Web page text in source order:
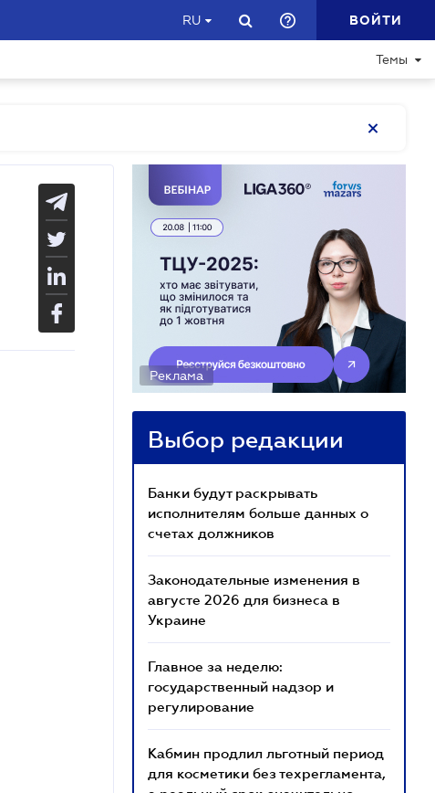
RU ВОЙТИ
Темы
Реклама
Выбор редакции
Банки будут раскрывать
исполнителям больше данных о
счетах должников
Законодательные изменения в
августе 2026 для бизнеса в
Украине
Главное за неделю:
государственный надзор и
регулирование
Кабмин продлил льготный период
для косметики без техрегламента,